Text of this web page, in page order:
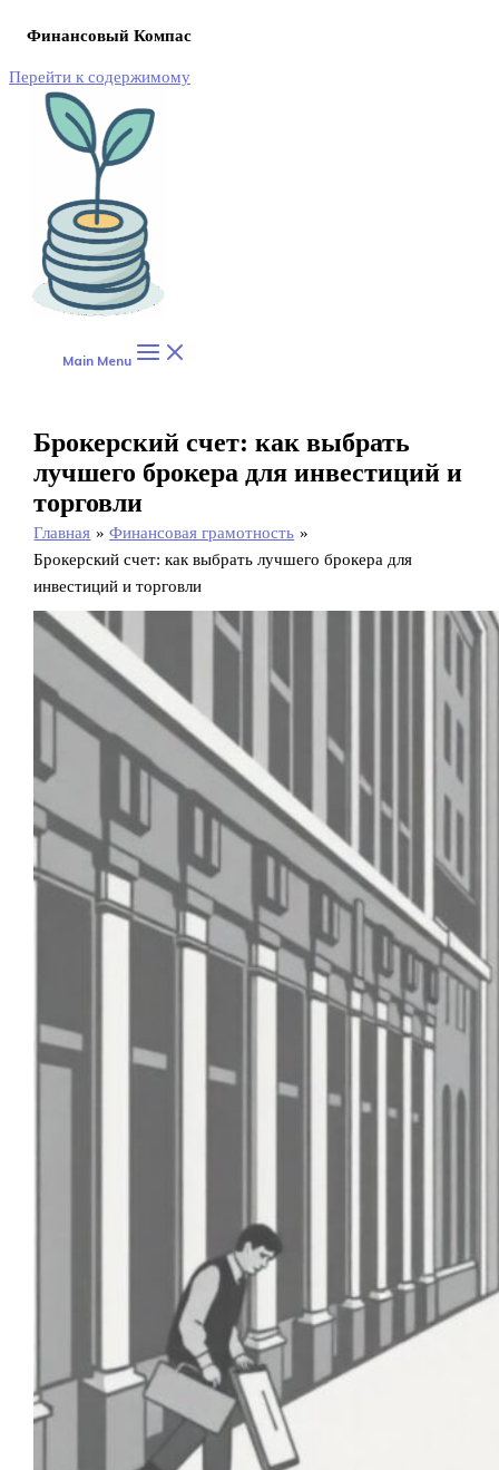
Финансовый Компас
Перейти к содержимому
Main Menu
Брокерский счет: как выбрать
лучшего брокера для инвестиций и
торговли
Главная
Финансовая грамотность
Брокерский счет: как выбрать лучшего брокера для
инвестиций и торговли